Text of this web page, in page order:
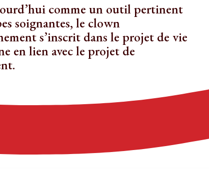
comme un outil pertinent
soignantes, le clown
s’inscrit dans le projet de vie
en lien avec le projet de